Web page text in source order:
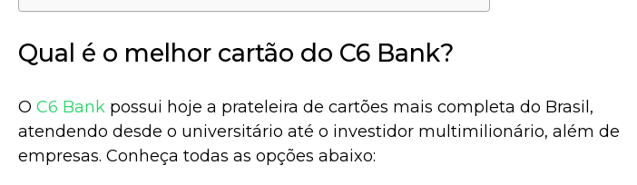
Qual é o melhor cartão do C6 Bank?
O C6 Bank possui hoje a prateleira de cartões mais completa do Brasil,
atendendo desde o universitário até o investidor multimilionário, além de
empresas. Conheça todas as opções abaixo: